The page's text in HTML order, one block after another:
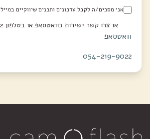
אני מסכים/ה לקבל עדכונים ותכנים שיווקיים במייל
או צרו קשר ישירות בוואטסאפ או בטלפון 054-219-9022
וואטסאפ
054-219-9022